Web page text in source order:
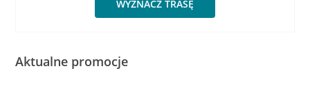
WYZNACZ TRASĘ
Aktualne promocje